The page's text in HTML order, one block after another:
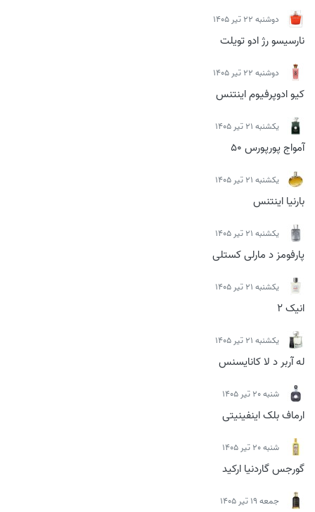
دوشنبه 22 تیر 1405
نارسیسو رژ ادو تویلت
دوشنبه 22 تیر 1405
کیو ادوپرفیوم اینتنس
يكشنبه 21 تیر 1405
آمواج پورپورس 50
يكشنبه 21 تیر 1405
بارنیا اینتنس
يكشنبه 21 تیر 1405
پارفومز د مارلی کستلی
يكشنبه 21 تیر 1405
انیک 2
يكشنبه 21 تیر 1405
له آربر د لا کانایسنس
شنبه 20 تیر 1405
ارماف بلک اینفینیتی
شنبه 20 تیر 1405
گورجس گاردنیا ارکید
جمعه 19 تیر 1405